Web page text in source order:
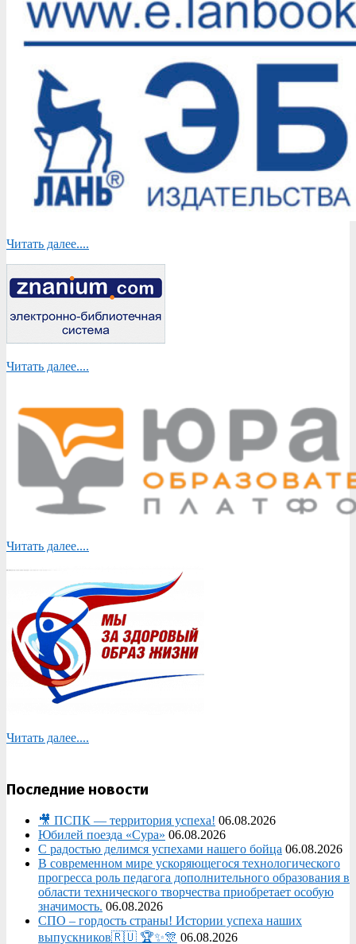
Читать далее....
Читать далее....
Читать далее....
Читать далее....
Последние новости
🎥 ПСПК — территория успеха! 06.08.2026
Юбилей поезда «Сура» 06.08.2026
С радостью делимся успехами нашего бойца 06.08.2026
В современном мире ускоряющегося технологического
прогресса роль педагога дополнительного образования в
области технического творчества приобретает особую
значимость. 06.08.2026
СПО – гордость страны! Истории успеха наших
выпускников🇷🇺 🏆✨🎊 06.08.2026